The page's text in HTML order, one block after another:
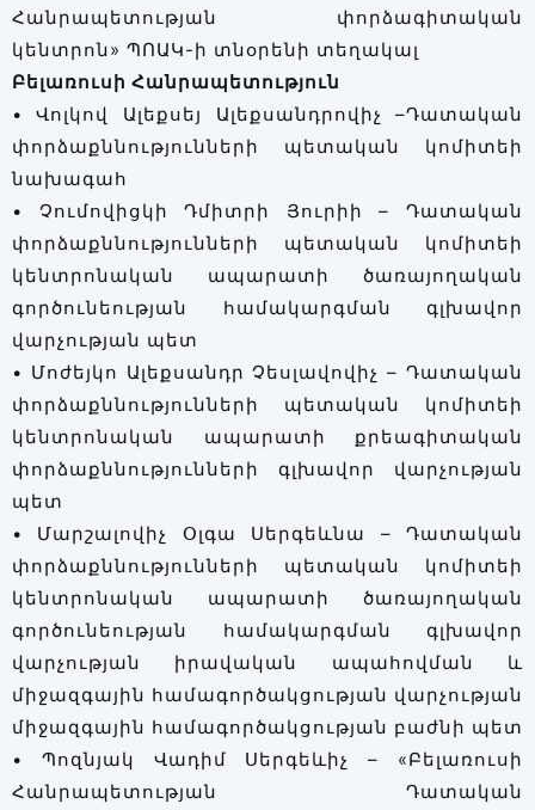
Հանրապետության փորձագիտական
կենտրոն» ՊՈԱԿ-ի տնօրենի տեղակալ
Բելառուսի Հանրապետություն
• Վոլկով Ալեքսեյ Ալեքսանդրովիչ –Դատական
փորձաքննությունների պետական կոմիտեի
նախագահ
• Չումովիցկի Դմիտրի Յուրիի – Դատական
փորձաքննությունների պետական կոմիտեի
կենտրոնական ապարատի ծառայողական
գործունեության համակարգման գլխավոր
վարչության պետ
• Մոժեյկո Ալեքսանդր Չեսլավովիչ – Դատական
փորձաքննությունների պետական կոմիտեի
կենտրոնական ապարատի քրեագիտական
փորձաքննությունների գլխավոր վարչության
պետ
• Մարշալովիչ Օլգա Սերգեևնա – Դատական
փորձաքննությունների պետական կոմիտեի
կենտրոնական ապարատի ծառայողական
գործունեության համակարգման գլխավոր
վարչության իրավական ապահովման և
միջազգային համագործակցության վարչության
միջազգային համագործակցության բաժնի պետ
• Պոզնյակ Վադիմ Սերգեևիչ – «Բելառուսի
Հանրապետության Դատական